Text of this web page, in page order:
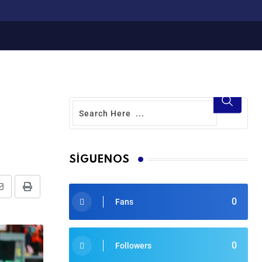
SÍGUENOS
0
Fans
0
Followers